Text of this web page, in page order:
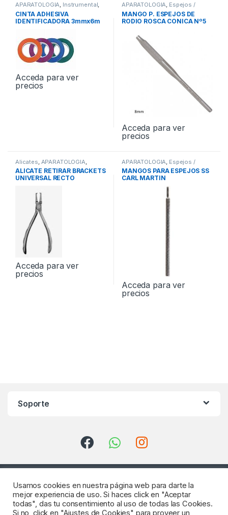
APARATOLOGIA Instrumental
Varios Instrumental
CINTA ADHESIVA
IDENTIFICADORA 3mmx6m
Acceda para ver
precios
APARATOLOGIA Espejos /
Instrumental
MANGO P. ESPEJOS DE
RODIO ROSCA CONICA Nº5
Acceda para ver
precios
Alicates APARATOLOGIA
Instrumental
ALICATE RETIRAR BRACKETS
UNIVERSAL RECTO
Acceda para ver
precios
APARATOLOGIA Espejos /
Mangos, Instrumental
MANGOS PARA ESPEJOS SS
CARL MARTIN
Acceda para ver
precios
Soporte
Usamos cookies en nuestra página web para darte la
mejor experiencia de uso. Si haces click en "Aceptar
todas", das tu consentimiento al uso de todas las Cookies.
Si no, click en "Ajustes de Cookies" para proveer un